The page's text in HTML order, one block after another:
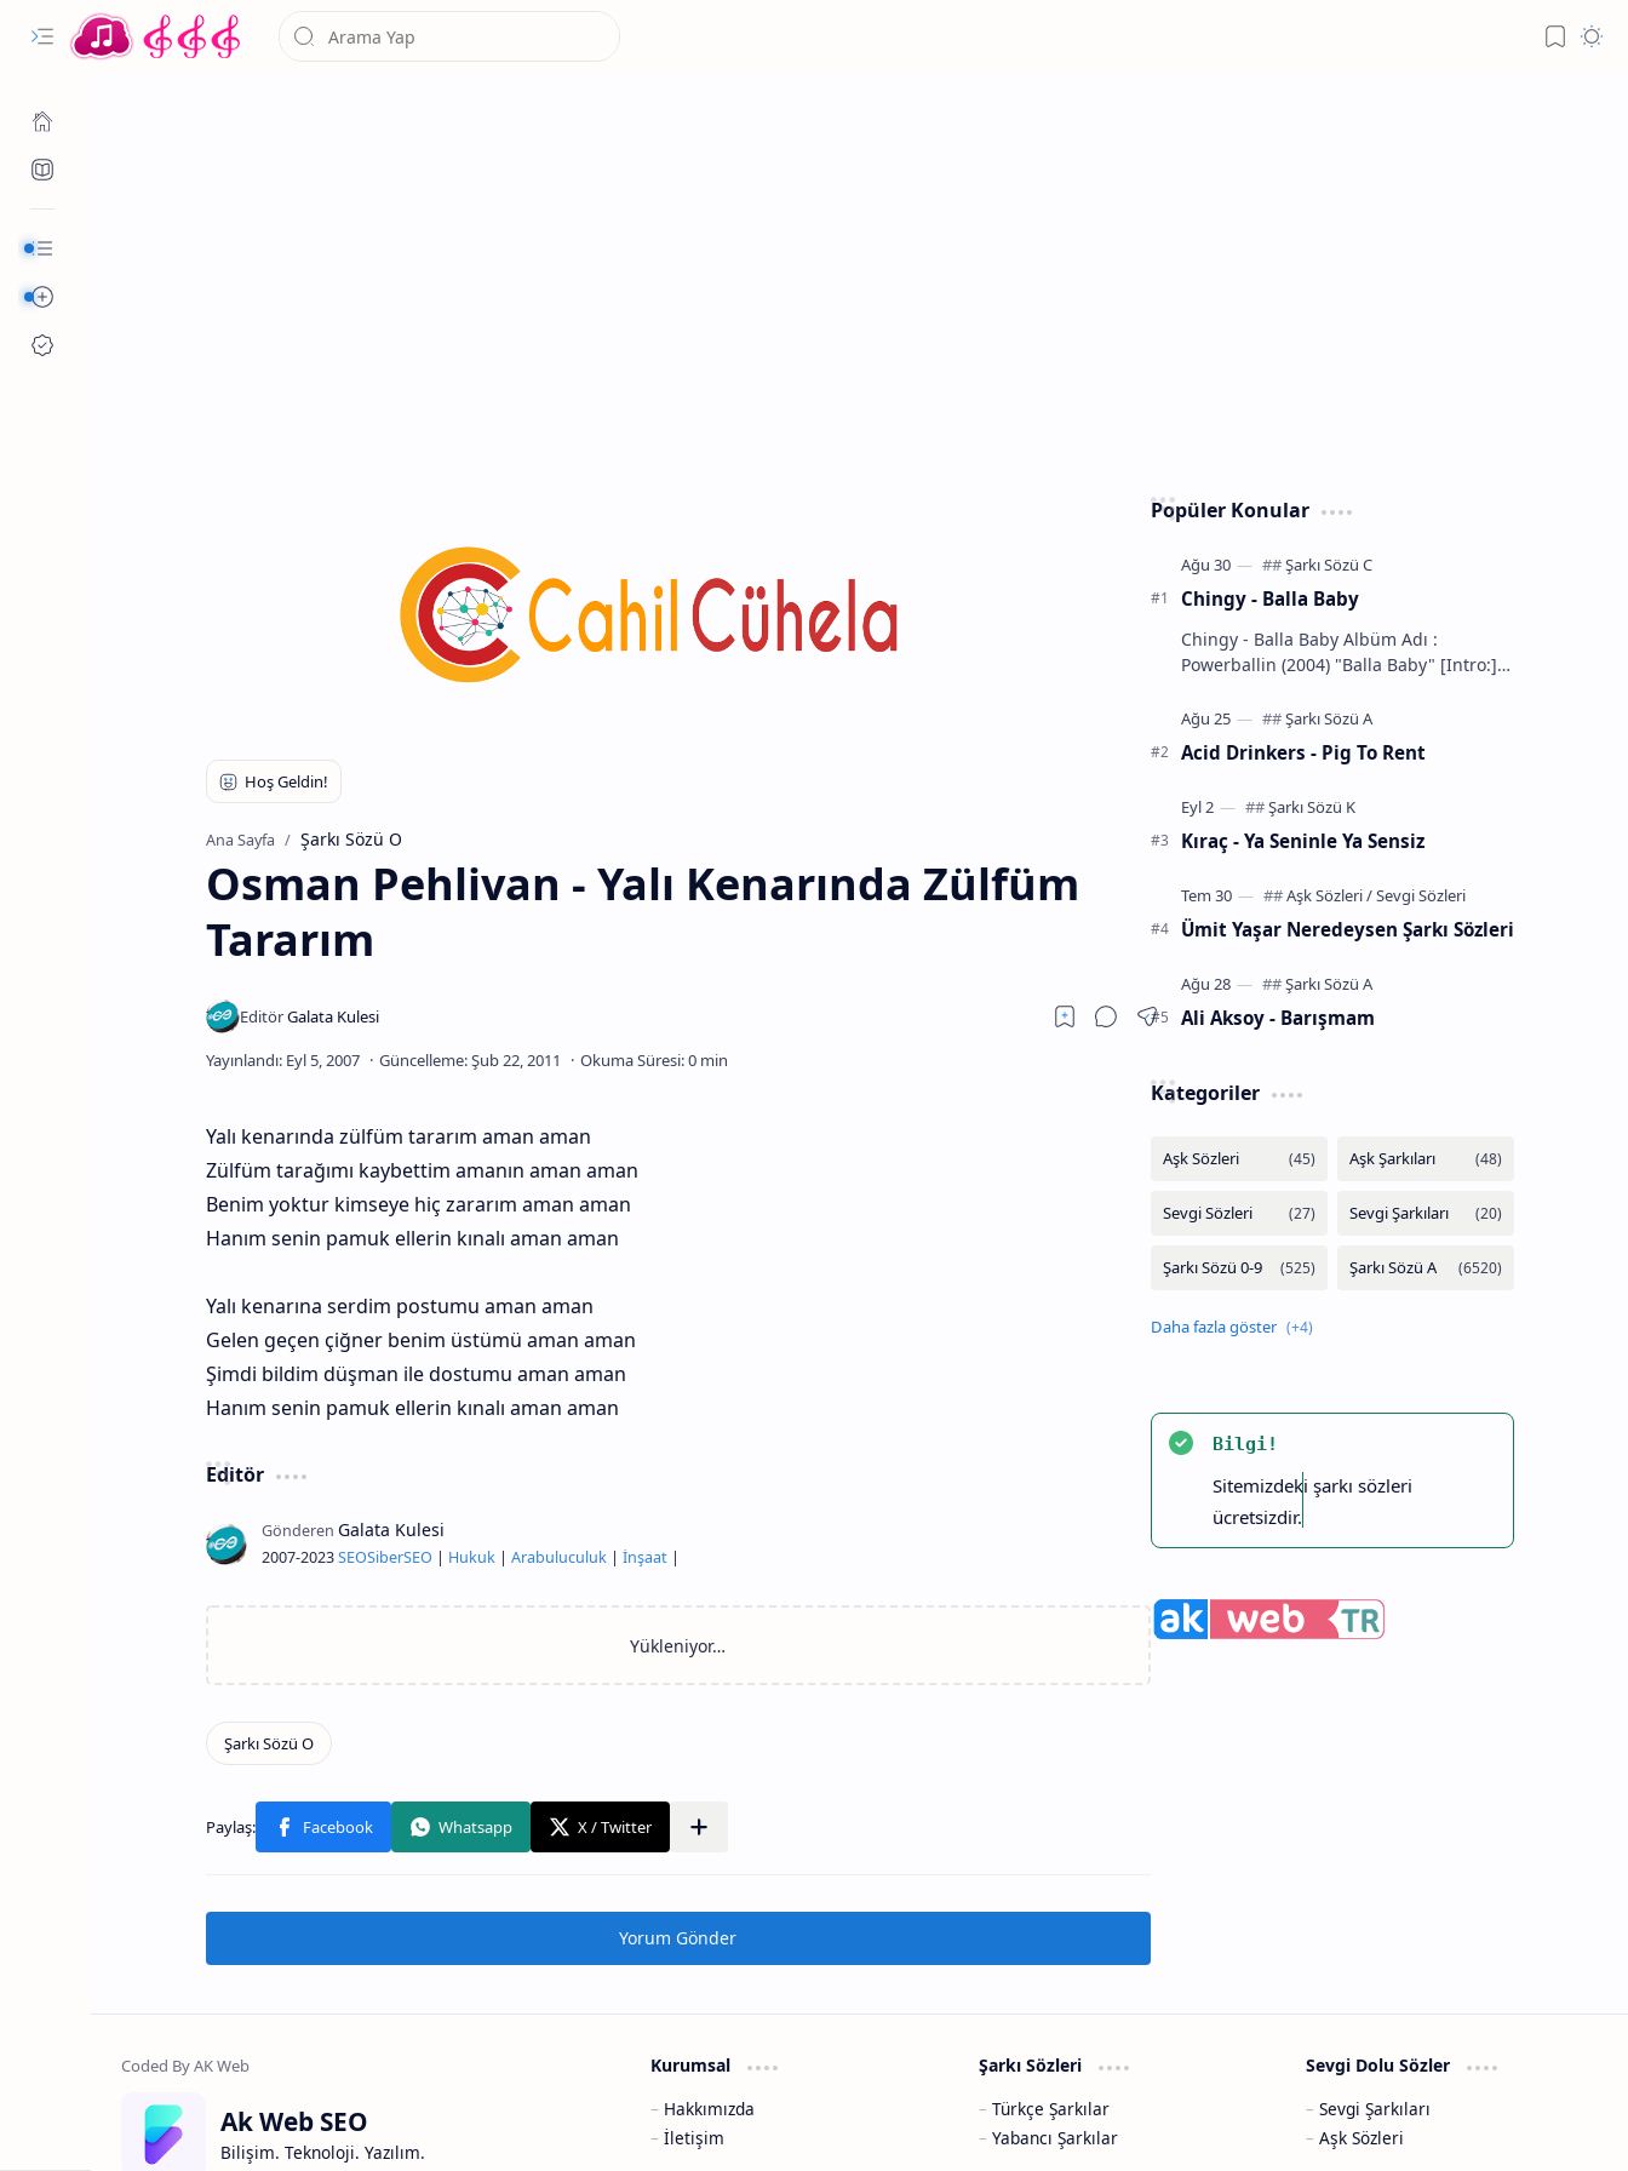
Ana Sayfa Şarkı Sözü O
Osman Pehlivan - Yalı Kenarında Zülfüm
Tararım
Yalı kenarında zülfüm tararım aman aman
Zülfüm tarağımı kaybettim amanın aman aman
Benim yoktur kimseye hiç zararım aman aman
Hanım senin pamuk ellerin kınalı aman aman
Yalı kenarına serdim postumu aman aman
Gelen geçen çiğner benim üstümü aman aman
Şimdi bildim düşman ile dostumu aman aman
Hanım senin pamuk ellerin kınalı aman aman
Editör
2007-2023SEOSiberSEO | Hukuk| Arabuluculuk| İnşaat|
Yorum Gönder
Popüler Konular
Chingy - Balla Baby
Chingy - Balla Baby Albüm Adı :
Powerballin (2004) "Balla Baby" [Intro:]
That's m…
Acid Drinkers - Pig To Rent
Kıraç - Ya Seninle Ya Sensiz
Ümit Yaşar Neredeysen Şarkı Sözleri
Ali Aksoy - Barışmam
Kategoriler
Bilgi!
Sitemizdeki şarkı sözleri
ücretsizdir.
Ak Web SEO
Bilişim. Teknoloji. Yazılım.
Kurumsal
Hakkımızda
İletişim
Şarkı Sözleri
Türkçe Şarkılar
Yabancı Şarkılar
Sevgi Dolu Sözler
Sevgi Şarkıları
Aşk Sözleri